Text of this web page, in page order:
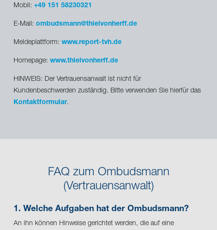
Mobil: +49 151 58230321
E-Mail: ombudsmann@thielvonherff.de
Meldeplattform: www.report-tvh.de
Homepage: www.thielvonherff.de
HINWEIS: Der Vertrauensanwalt ist nicht für
Kundenbeschwerden zuständig. Bitte verwenden Sie hierfür das
Kontaktformular.
FAQ zum Ombudsmann
(Vertrauensanwalt)
1. Welche Aufgaben hat der Ombudsmann?
An ihn können Hinweise gerichtet werden, die auf eine